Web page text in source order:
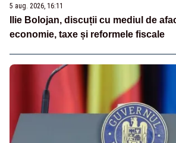
5 aug. 2026, 16:11
Ilie Bolojan, discuții cu mediul de
economie, taxe și reformele fiscale